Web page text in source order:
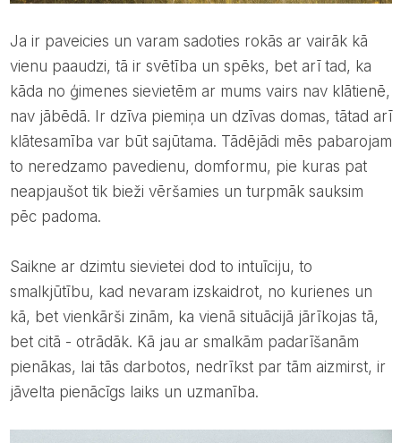
Ja ir paveicies un varam sadoties rokās ar vairāk kā
vienu paaudzi, tā ir svētība un spēks, bet arī tad, ka
kāda no ģimenes sievietēm ar mums vairs nav klātienē,
nav jābēdā. Ir dzīva piemiņa un dzīvas domas, tātad arī
klātesamība var būt sajūtama. Tādējādi mēs pabarojam
to neredzamo pavedienu, domformu, pie kuras pat
neapjaušot tik bieži vēršamies un turpmāk sauksim
pēc padoma.
Saikne ar dzimtu sievietei dod to intuīciju, to
smalkjūtību, kad nevaram izskaidrot, no kurienes un
kā, bet vienkārši zinām, ka vienā situācijā jārīkojas tā,
bet citā - otrādāk. Kā jau ar smalkām padarīšanām
pienākas, lai tās darbotos, nedrīkst par tām aizmirst, ir
jāvelta pienācīgs laiks un uzmanība.